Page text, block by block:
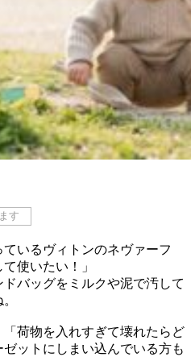
す
ているヴィトンのネヴァーフ
使いたい！」
バッグをミルクや泥で汚して
荷物を入れすぎて壊れたらど
ットにしまい込んでいる方も